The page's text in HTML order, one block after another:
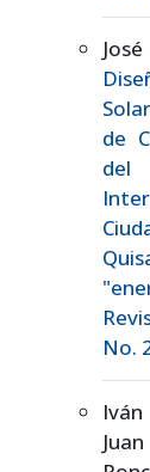
de
No.